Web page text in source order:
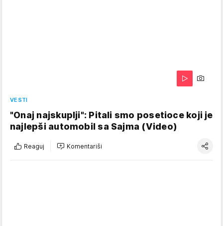
VESTI
"Onaj najskuplji": Pitali smo posetioce koji je
najlepši automobil sa Sajma (Video)
Reaguj Komentariši